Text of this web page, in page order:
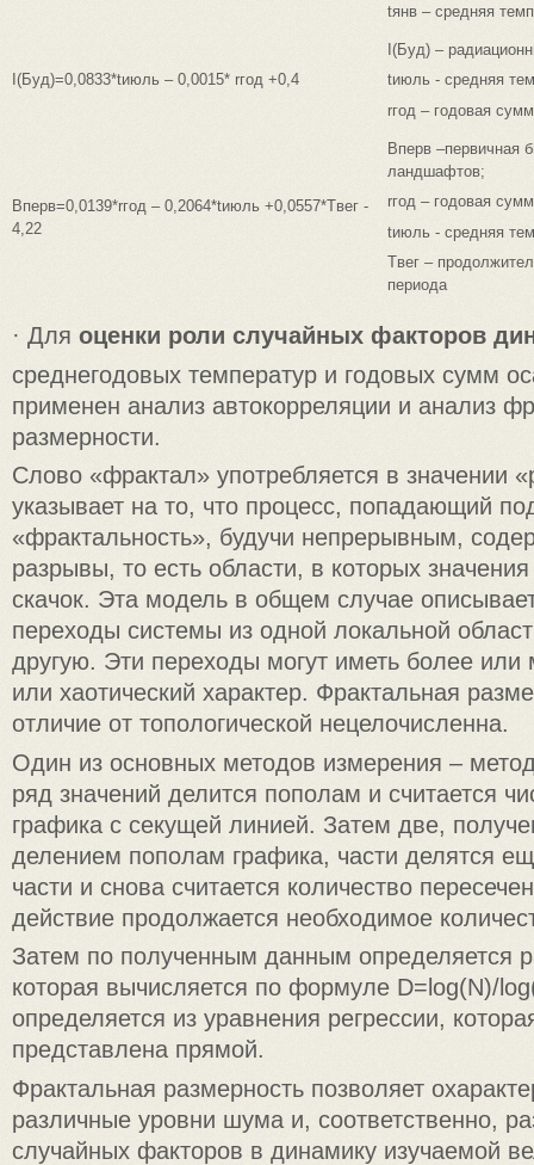
tянв – средняя
I(Буд)=0,0833*tиюль – 0,0015* rгод +0,4
I(Буд) –
tиюль - средняя
rгод – годовая
Bперв=0,0139*rгод – 0,2064*tиюль +0,0557*Tвег -
4,22
Bперв –первичная
ландшафтов;
rгод – годовая
tиюль - средняя
Tвег –
периода
· Для оценки роли случайных факторов
среднегодовых температур и годовых сумм
применен анализ автокорреляции и анализ
размерности.
Слово «фрактал» употребляется в значении
указывает на то, что процесс, попадающий
«фрактальность», будучи непрерывным,
разрывы, то есть области, в которых
скачок. Эта модель в общем случае
переходы системы из одной локальной
другую. Эти переходы могут иметь более или
или хаотический характер. Фрактальная
отличие от топологической нецелочисленна.
Один из основных методов измерения –
ряд значений делится пополам и считается
графика с секущей линией. Затем две,
делением пополам графика, части делятся
части и снова считается количество
действие продолжается необходимое
Затем по полученным данным определяется
которая вычисляется по формуле D=log(N)/
определяется из уравнения регрессии,
представлена прямой.
Фрактальная размерность позволяет
различные уровни шума и, соответственно,
случайных факторов в динамику изучаемой